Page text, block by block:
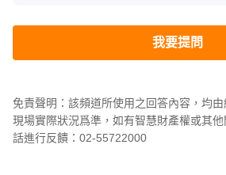
我要提問
免責聲明：該頻道所使用之回答內容，均
現場實際狀況爲準，如有智慧財產權或其
話進行反饋：02-55722000